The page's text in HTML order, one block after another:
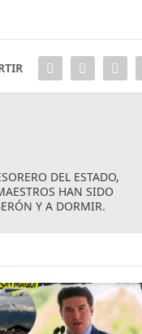
DEL ESTADO,
HAN SIDO
Y A DORMIR.